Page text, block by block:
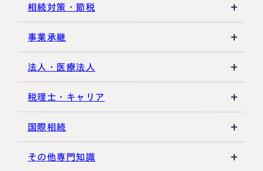
相続登記・名義変更
相続放棄・限定承認
相続手続き全般
延納・物納
相続財産
特別縁故者
特別受益・寄与分
建物・マンション評価
土地の評価
借地権・貸家
その他不動産
相続対策・節税
養子縁組・家族信託
生命保険活用
小規模企業共済
不動産活用
その他の相続対策
事業承継
非上場株式評価
自己株式・株式取得
種類株式・名義株
役員関連
法人・医療法人
社団法人
合同会社・持分会社
医療法人
税理士・キャリア
税理士選び・相談
税理士試験
国際相続
米国関連
その他専門知識